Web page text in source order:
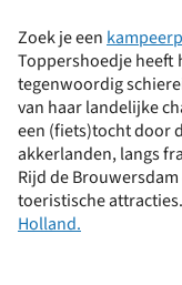
Zoek je een
Toppershoedje heeft
tegenwoordig
van haar landelijke
een (fiets)tocht door
akkerlanden, langs
Rijd de
toeristische
Holland.